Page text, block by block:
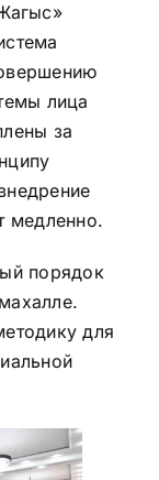
лица
за
медленно.
порядок
для